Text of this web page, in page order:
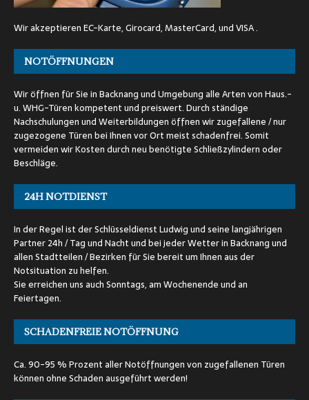
Wir akzeptieren EC-Karte, Girocard, MasterCard, und VISA .
NOTÖFFNUNGEN
Wir öffnen für Sie in Backnang und Umgebung alle Arten von Haus.-
u. WHG-Türen kompetent und preiswert. Durch ständige
Nachschulungen und Weiterbildungen öffnen wir zugefallene / nur
zugezogene Türen bei Ihnen vor Ort meist schadenfrei. Somit
vermeiden wir Kosten durch neu benötigte Schließzylindern oder
Beschläge.
24H NOTDIENST
In der Regel ist der Schlüsseldienst Ludwig und seine langjährigen
Partner 24h / Tag und Nacht und bei jeder Wetter in Backnang und
allen Stadtteilen / Bezirken für Sie bereit um Ihnen aus der
Notsituation zu helfen.
Sie erreichen uns auch Sonntags, am Wochenende und an
Feiertagen.
SCHADENFREIE NOTÖFFNUNG
Ca. 90-95 % Prozent aller Notöffnungen von zugefallenen Türen
können ohne Schaden ausgeführt werden!